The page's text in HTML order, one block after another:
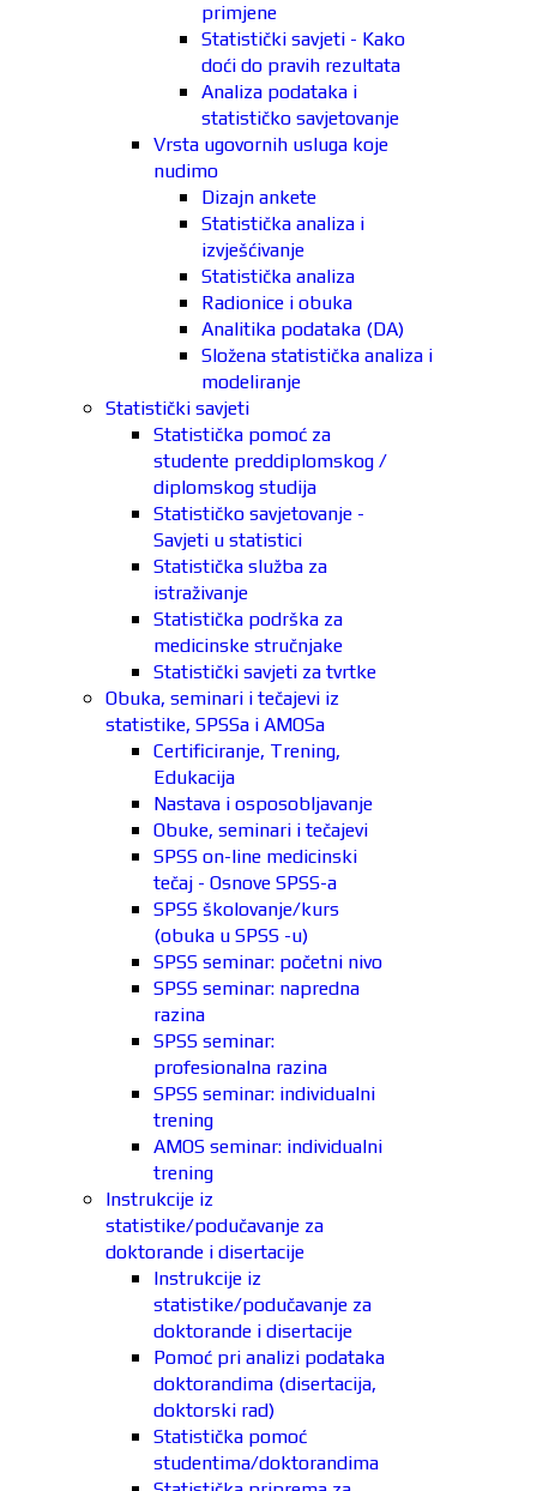
primjene
Statistički savjeti - Kako
doći do pravih rezultata
Analiza podataka i
statističko savjetovanje
Vrsta ugovornih usluga koje
nudimo
Dizajn ankete
Statistička analiza i
izvješćivanje
Statistička analiza
Radionice i obuka
Analitika podataka (DA)
Složena statistička analiza i
modeliranje
Statistički savjeti
Statistička pomoć za
studente preddiplomskog /
diplomskog studija
Statističko savjetovanje -
Savjeti u statistici
Statistička služba za
istraživanje
Statistička podrška za
medicinske stručnjake
Statistički savjeti za tvrtke
Obuka, seminari i tečajevi iz
statistike, SPSSa i AMOSa
Certificiranje, Trening,
Edukacija
Nastava i osposobljavanje
Obuke, seminari i tečajevi
SPSS on-line medicinski
tečaj - Osnove SPSS-a
SPSS školovanje/kurs
(obuka u SPSS -u)
SPSS seminar: početni nivo
SPSS seminar: napredna
razina
SPSS seminar:
profesionalna razina
SPSS seminar: individualni
trening
AMOS seminar: individualni
trening
Instrukcije iz
statistike/podučavanje za
doktorande i disertacije
Instrukcije iz
statistike/podučavanje za
doktorande i disertacije
Pomoć pri analizi podataka
doktorandima (disertacija,
doktorski rad)
Statistička pomoć
studentima/doktorandima